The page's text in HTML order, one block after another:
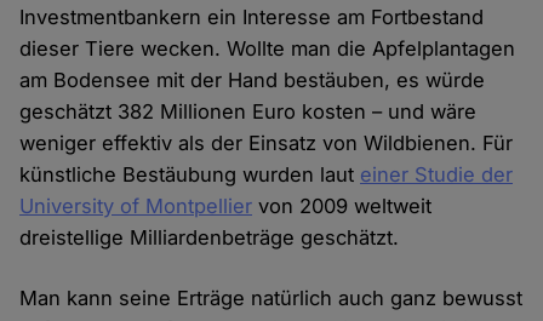
Investmentbankern ein Interesse am Fortbestand
dieser Tiere wecken. Wollte man die Apfelplantagen
am Bodensee mit der Hand bestäuben, es würde
geschätzt 382 Millionen Euro kosten – und wäre
weniger effektiv als der Einsatz von Wildbienen. Für
künstliche Bestäubung wurden laut einer Studie der
University of Montpellier von 2009 weltweit
dreistellige Milliardenbeträge geschätzt.
Man kann seine Erträge natürlich auch ganz bewusst